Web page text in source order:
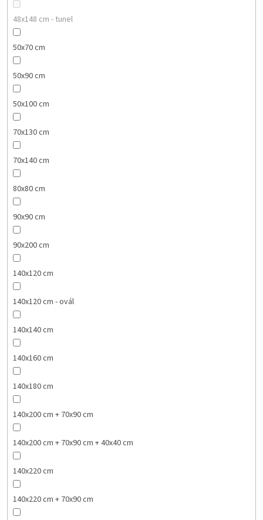
48x148 cm - tunel
50x70 cm
50x90 cm
50x100 cm
70x130 cm
70x140 cm
80x80 cm
90x90 cm
90x200 cm
140x120 cm
140x120 cm - ovál
140x140 cm
140x160 cm
140x180 cm
140x200 cm + 70x90 cm
140x200 cm + 70x90 cm + 40x40 cm
140x220 cm
140x220 cm + 70x90 cm